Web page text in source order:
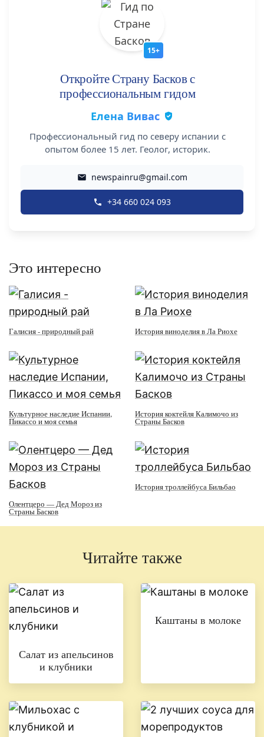
15+
Откройте Страну Басков с
профессиональным гидом
Елена Вивас
Профессиональный гид по северу испании с
опытом более 15 лет. Геолог, историк.
newspainru@gmail.com
+34 660 024 093
Это интересно
Галисия - природный рай История виноделия в Ла Риохе
Культурное наследие Испании,
Пикассо и моя семья
История коктейля Калимочо из
Страны Басков
Олентцеро — Дед Мороз из
Страны Басков
История троллейбуса Бильбао
Читайте также
Салат из апельсинов
и клубники
Каштаны в молоке